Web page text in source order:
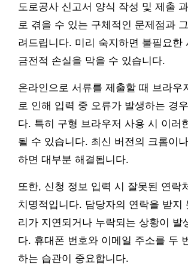
도로공사 신고서 양식 작성 및 제출
로 겪을 수 있는 구체적인 문제점과
려드립니다. 미리 숙지하면 불필요한
금전적 손실을 막을 수 있습니다.
온라인으로 서류를 제출할 때 브라우
로 인해 입력 중 오류가 발생하는 경
다. 특히 구형 브라우저 사용 시 이러
될 수 있습니다. 최신 버전의 크롬이
하면 대부분 해결됩니다.
또한, 신청 정보 입력 시 잘못된 연락
치명적입니다. 담당자의 연락을 받지
리가 지연되거나 누락되는 상황이 발
다. 휴대폰 번호와 이메일 주소를 두
하는 습관이 중요합니다.